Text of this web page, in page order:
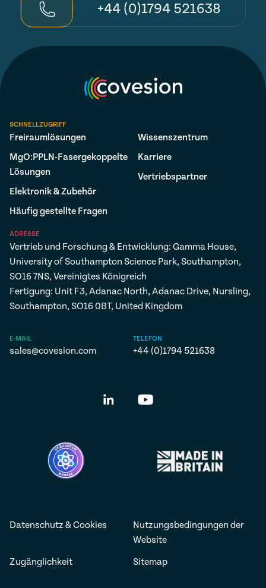
+44 (0)1794 521638
SCHNELLZUGRIFF
Freiraumlösungen
MgO:PPLN-Fasergekoppelte
Lösungen
Elektronik & Zubehör
Häufig gestellte Fragen
Wissenszentrum
Karriere
Vertriebspartner
ADRESSE
Vertrieb und Forschung & Entwicklung: Gamma House,
University of Southampton Science Park, Southampton,
SO16 7NS, Vereinigtes Königreich
Fertigung: Unit F3, Adanac North, Adanac Drive, Nursling,
Southampton, SO16 0BT, United Kingdom
E-MAIL
sales@covesion.com
TELEFON
+44 (0)1794 521638
Datenschutz & Cookies
Nutzungsbedingungen der
Website
Zugänglichkeit
Sitemap